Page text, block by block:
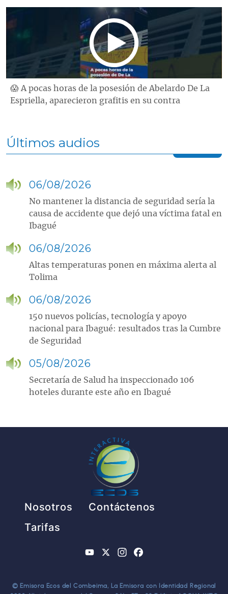
😱 A pocas horas de la posesión de Abelardo De La
Espriella, aparecieron grafitis en su contra
Últimos audios
06/08/2026
No mantener la distancia de seguridad sería la
causa de accidente que dejó una víctima fatal en
Ibagué
06/08/2026
Altas temperaturas ponen en máxima alerta al
Tolima
06/08/2026
150 nuevos policías, tecnología y apoyo
nacional para Ibagué: resultados tras la Cumbre
de Seguridad
05/08/2026
Secretaría de Salud ha inspeccionado 106
hoteles durante este año en Ibagué
Pie de página
Nosotros
Contáctenos
Tarifas
YouTube
X Instagram
© Emisora Ecos del Combeima, La Emisora con Identidad Regional